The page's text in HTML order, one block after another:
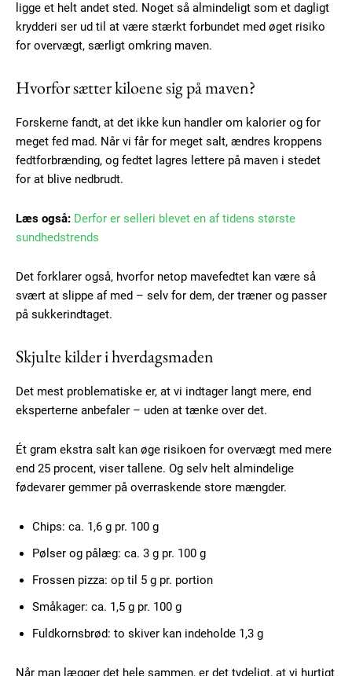
Subscription Plans
ligge et helt andet sted. Noget så almindeligt som et dagligt
krydderi ser ud til at være stærkt forbundet med øget risiko
for overvægt, særligt omkring maven.
Hvorfor sætter kiloene sig på maven?
Forskerne fandt, at det ikke kun handler om kalorier og for
meget fed mad. Når vi får for meget salt, ændres kroppens
fedtforbrænding, og fedtet lagres lettere på maven i stedet
for at blive nedbrudt.
Læs også: Derfor er selleri blevet en af tidens største
sundhedstrends
Det forklarer også, hvorfor netop mavefedtet kan være så
svært at slippe af med – selv for dem, der træner og passer
på sukkerindtaget.
Skjulte kilder i hverdagsmaden
Det mest problematiske er, at vi indtager langt mere, end
eksperterne anbefaler – uden at tænke over det.
Ét gram ekstra salt kan øge risikoen for overvægt med mere
end 25 procent, viser tallene. Og selv helt almindelige
fødevarer gemmer på overraskende store mængder.
Chips: ca. 1,6 g pr. 100 g
Pølser og pålæg: ca. 3 g pr. 100 g
Frossen pizza: op til 5 g pr. portion
Småkager: ca. 1,5 g pr. 100 g
Fuldkornsbrød: to skiver kan indeholde 1,3 g